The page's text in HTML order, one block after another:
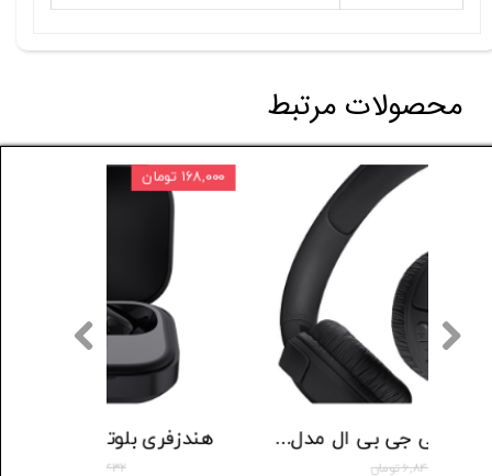
محصولات مرتبط
هدست بلوتوثی جی بی ال مدل Tune 520
۲ درصد